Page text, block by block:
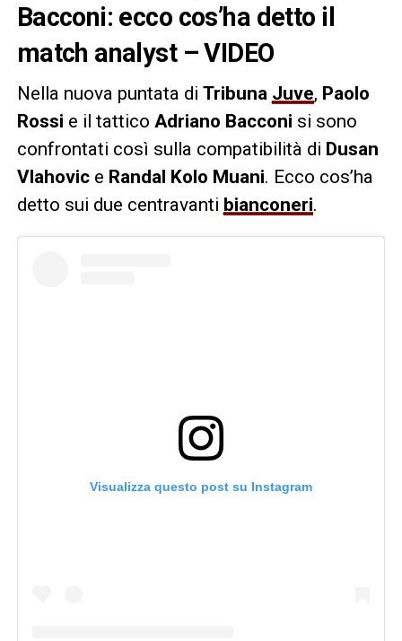
Bacconi: ecco cos’ha detto il
match analyst – VIDEO
Nella nuova puntata di Tribuna Juve, Paolo
Rossi e il tattico Adriano Bacconi si sono
confrontati così sulla compatibilità di Dusan
Vlahovice Randal Kolo Muani. Ecco cos’ha
detto sui due centravanti bianconeri.
Visualizza questo post su Instagram